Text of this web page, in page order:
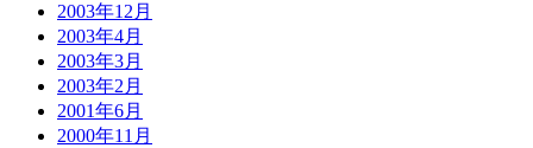
2003年12月
2003年4月
2003年3月
2003年2月
2001年6月
2000年11月